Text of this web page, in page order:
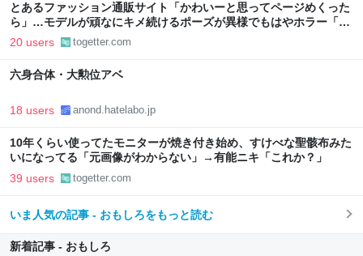
とあるファッション通販サイト「かわいーと思ってページめくった
ら」…モデルが頑なにキメ続けるポーズが異様でもはやホラー「3
枚目でさすがに笑った」
20 users togetter.com
六身合体・大勲位アベ
18 users anond.hatelabo.jp
10年くらい使ってたモニターが焼き付き始め、すけべな聖骸布みた
いになってる「元画像がわからない」→有能ニキ「これか？」
39 users togetter.com
いま人気の記事 - おもしろをもっと読む
新着記事 - おもしろ